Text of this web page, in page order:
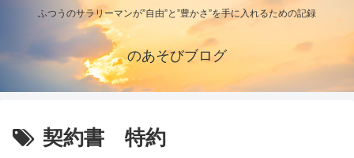
ふつうのサラリーマンが”自由”と”豊かさ”を手に入れるための記録
のあそびブログ
契約書 特約